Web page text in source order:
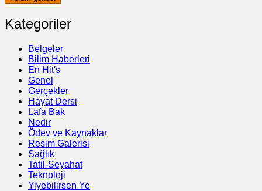
Kategoriler
Belgeler
Bilim Haberleri
En Hit's
Genel
Gerçekler
Hayat Dersi
Lafa Bak
Nedir
Ödev ve Kaynaklar
Resim Galerisi
Sağlık
Tatil-Seyahat
Teknoloji
Yiyebilirsen Ye